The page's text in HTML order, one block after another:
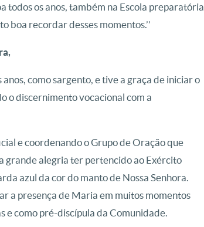
todos os anos, também na Escola preparatória
boa recordar desses momentos.’’
como sargento, e tive a graça de iniciar o
o discernimento vocacional com a
e coordenando o Grupo de Oração que
grande alegria ter pertencido ao Exército
azul da cor do manto de Nossa Senhora.
a presença de Maria em muitos momentos
e como pré-discípula da Comunidade.